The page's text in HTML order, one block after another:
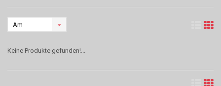
Am
angesehen
Keine Produkte gefunden!...